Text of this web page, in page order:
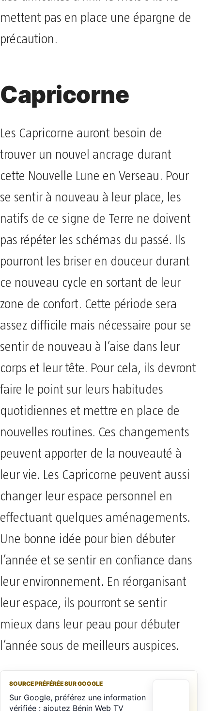
mettent pas en place une épargne de
précaution.
Capricorne
Les Capricorne auront besoin de
trouver un nouvel ancrage durant
cette Nouvelle Lune en Verseau. Pour
se sentir à nouveau à leur place, les
natifs de ce signe de Terre ne doivent
pas répéter les schémas du passé. Ils
pourront les briser en douceur durant
ce nouveau cycle en sortant de leur
zone de confort. Cette période sera
assez difficile mais nécessaire pour se
sentir de nouveau à l’aise dans leur
corps et leur tête. Pour cela, ils devront
faire le point sur leurs habitudes
quotidiennes et mettre en place de
nouvelles routines. Ces changements
peuvent apporter de la nouveauté à
leur vie. Les Capricorne peuvent aussi
changer leur espace personnel en
effectuant quelques aménagements.
Une bonne idée pour bien débuter
l’année et se sentir en confiance dans
leur environnement. En réorganisant
leur espace, ils pourront se sentir
mieux dans leur peau pour débuter
l’année sous de meilleurs auspices.
SOURCE PRÉFÉRÉE SUR GOOGLE
Sur Google, préférez une information
vérifiée : ajoutez Bénin Web TV